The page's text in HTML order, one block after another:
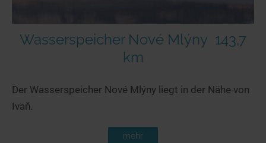
Wasserspeicher Nové Mlýny 143,7
km
Der Wasserspeicher Nové Mlýny liegt in der Nähe von
Ivaň.
mehr